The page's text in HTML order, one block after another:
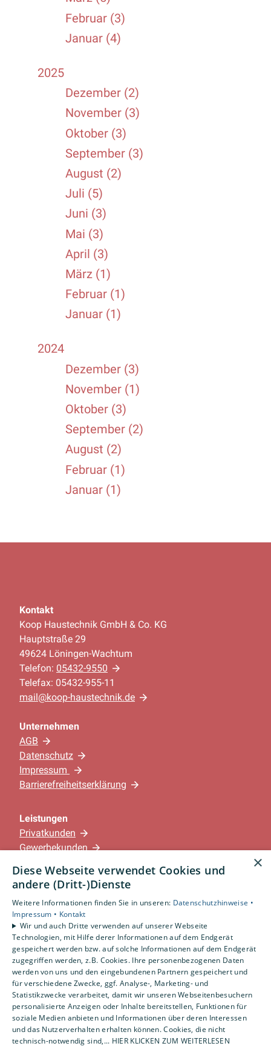
Februar (3)
Januar (4)
2025
Dezember (2)
November (3)
Oktober (3)
September (3)
August (2)
Juli (5)
Juni (3)
Mai (3)
April (3)
März (1)
Februar (1)
Januar (1)
2024
Dezember (3)
November (1)
Oktober (3)
September (2)
August (2)
Februar (1)
Januar (1)
Kontakt
Koop Haustechnik GmbH & Co. KG
Hauptstraße 29
49624 Löningen-Wachtum
Telefon: 05432-9550
Telefax: 05432-955-11
mail@koop-haustechnik.de
Unternehmen
AGB
Datenschutz
Impressum
Barrierefreiheitserklärung
Leistungen
Privatkunden
Gewerbekunden
Unternehmen
Standorte
Löningen-Wachtum
Um externe HTML-Inhalte anzuzeigen, benötigen
wir Ihre Einwilligung.
Weitere Informationen finden Sie in unserer
Datenschutzerklärung.
×
Diese Webseite verwendet Cookies und
andere (Dritt-)Dienste
Weitere Informationen finden Sie in unseren: Datenschutzhinweise •
Impressum • Kontakt
Wir und auch Dritte verwenden auf unserer Webseite
Technologien, mit Hilfe derer Informationen auf dem Endgerät
gespeichert werden bzw. auf solche Informationen auf dem Endgerät
zugegriffen werden, z.B. Cookies. Ihre personenbezogenen Daten
werden von uns und den eingebundenen Partnern gespeichert und
für verschiedene Zwecke, ggf. Analyse-, Marketing- und
Statistikzwecke verarbeitet, damit wir unseren Webseitenbesuchern
personalisierte Anzeigen oder Inhalte bereitstellen, Funktionen für
soziale Medien anbieten und Informationen über deren Interessen
und das Nutzerverhalten erhalten können. Cookies, die nicht
technisch-notwendig sind,... HIER KLICKEN ZUM WEITERLESEN